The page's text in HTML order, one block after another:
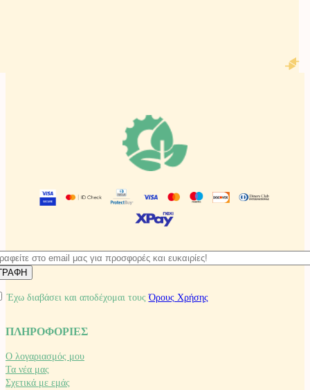
Έχω διαβάσει και αποδέχομαι τουςΌρους Χρήσης
ΠΛΗΡΟΦΟΡΙΕΣ
Ο λογαριασμός μου
Τα νέα μας
Σχετικά με εμάς